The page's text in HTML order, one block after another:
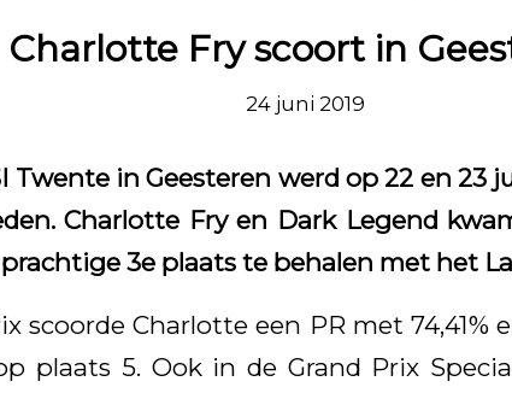
Charlotte Fry scoort in
24 juni 2019
Twente in Geesteren werd op 22 en 23
Charlotte Fry en Dark Legend
3e plaats te behalen met het
scoorde Charlotte een PR met 74,41%
plaats 5. Ook in de Grand Prix